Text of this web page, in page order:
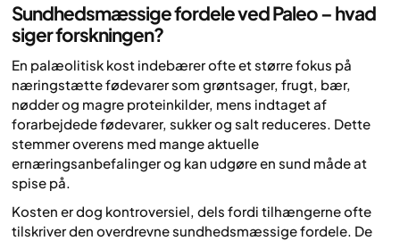
Sundhedsmæssige fordele ved Paleo – hvad
siger forskningen?
En palæolitisk kost indebærer ofte et større fokus på
næringstætte fødevarer som grøntsager, frugt, bær,
nødder og magre proteinkilder, mens indtaget af
forarbejdede fødevarer, sukker og salt reduceres. Dette
stemmer overens med mange aktuelle
ernæringsanbefalinger og kan udgøre en sund måde at
spise på.
Kosten er dog kontroversiel, dels fordi tilhængerne ofte
tilskriver den overdrevne sundhedsmæssige fordele. De